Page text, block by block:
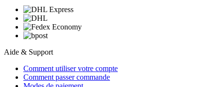
Aide & Support
Comment utiliser votre compte
Comment passer commande